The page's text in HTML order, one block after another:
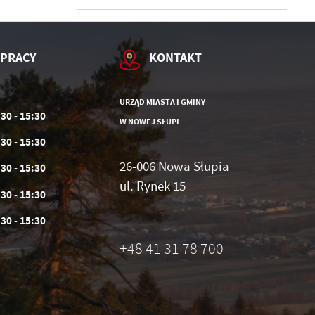
- 15:30
- 15:30
- 15:30
- 15:30
- 15:30
KONTAKT
URZĄD MIASTA I GMINY
W NOWEJ SŁUPI
26-006 Nowa Słupia
ul. Rynek 15
+48 41 31 78 700